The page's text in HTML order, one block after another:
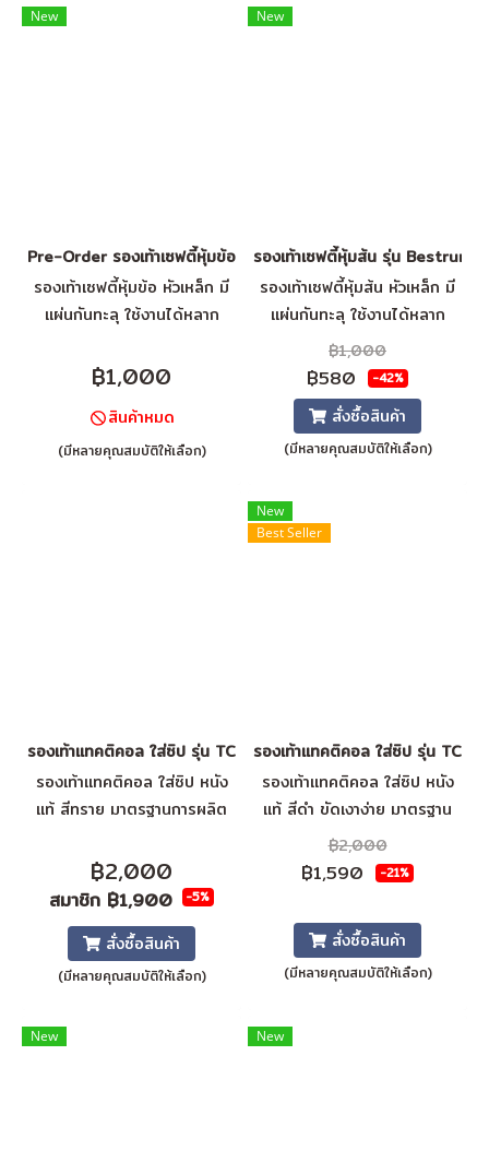
เลี่ยงความเสี่ยงจากการจุด
New
Pre-Order รองเท้าเซฟตี้หุ้มข้อ รุ่น Bestboy
รองเท้าเซฟตี้หุ้มข้อ หัวเหล็ก มี
แผ่นกันทะลุ ใช้งานได้หลาก
เอกลักษณ์ ป้องกันได้ถึงระดับ
฿1,000
สินค้าหมด
(มีหลายคุณสมบัติให้เลือก)
New
รองเท้าเซฟตี้หุ้มส้น รุ่น Bestrun
รองเท้าเซฟตี้หุ้มส้น หัวเหล็ก มี
แผ่นกันทะลุ ใช้งานได้หลาก
หลาย ด้วยคุณสมบัติที่เป็น
เอกลักษณ์ ป้องกันได้ถึงระดับ
สูงสุด มาตรฐาน S3
฿1,000
฿580 -42%
สั่งซื้อสินค้า
(มีหลายคุณสมบัติให้เลือก)
รองเท้าแทคติคอล ใส่ซิป รุ่น TCD
รองเท้าแทคติคอล ใส่ซิป หนัง
แท้ สีทราย มาตรฐานการผลิต
วัสดุเกรดดี กันน้ำ พื้นกันความ
ร้อน กันลื่น
฿2,000
สมาชิก ฿1,900 -5%
สั่งซื้อสินค้า
(มีหลายคุณสมบัติให้เลือก)
New
Best Seller
รองเท้าแทคติคอล ใส่ซิป รุ่น TCZ
รองเท้าแทคติคอล ใส่ซิป หนัง
แท้ สีดำ ขัดเงาง่าย มาตรฐาน
การผลิต ISO ภายในหนานุ่มสวม
ใส่สบาย วัสดุเกรดดี กันน้ำ พื้น
฿2,000
฿1,590 -21%
สั่งซื้อสินค้า
(มีหลายคุณสมบัติให้เลือก)
New New